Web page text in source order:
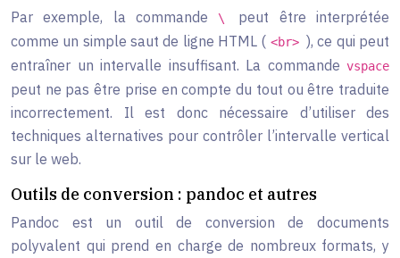
Par exemple, la commande \ peut être interprétée
comme un simple saut de ligne HTML ( <br> ), ce qui peut
entraîner un intervalle insuffisant. La commande vspace
peut ne pas être prise en compte du tout ou être traduite
incorrectement. Il est donc nécessaire d’utiliser des
techniques alternatives pour contrôler l’intervalle vertical
sur le web.
Outils de conversion : pandoc et autres
Pandoc est un outil de conversion de documents
polyvalent qui prend en charge de nombreux formats, y